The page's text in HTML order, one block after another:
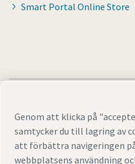
Smart Portal Online Store
Juridisk information och
Cookie-inställningar
Genom att klicka på
samtycker du till lagring av
att förbättra navigeringen
webbplatsens användning